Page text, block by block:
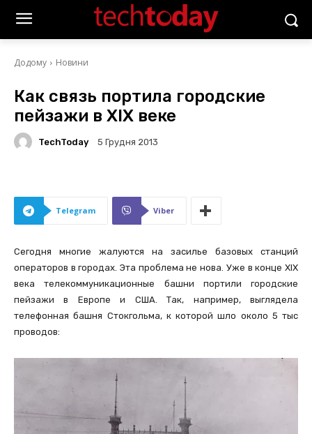
Додому Новини
Как связь портила городские
пейзажи в XIX веке
TechToday 5 Грудня 2013
Telegram Viber
Сегодня многие жалуются на засилье базовых станций
операторов в городах. Эта проблема не нова. Уже в конце XIX
века телекоммуникационные башни портили городские
пейзажи в Европе и США. Так, например, выглядела
телефонная башня Стокгольма, к которой шло около 5 тыс
проводов: